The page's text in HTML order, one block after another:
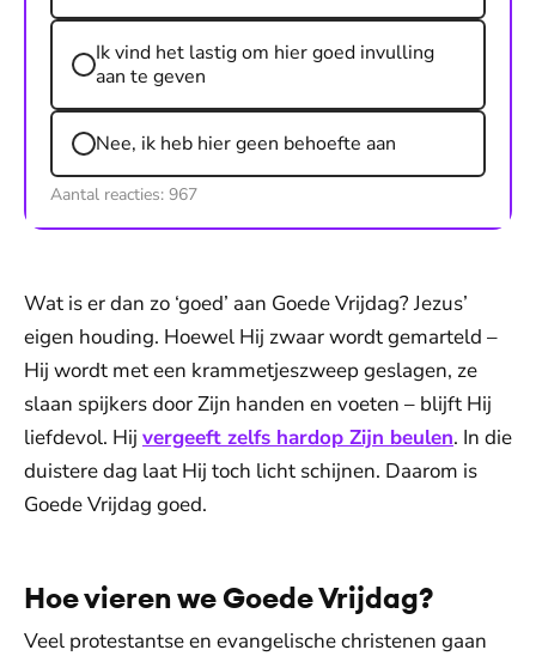
Ik vind het lastig om hier goed invulling
aan te geven
Nee, ik heb hier geen behoefte aan
Aantal reacties: 967
Wat is er dan zo ‘goed’ aan Goede Vrijdag? Jezus’
eigen houding. Hoewel Hij zwaar wordt gemarteld –
Hij wordt met een krammetjeszweep geslagen, ze
slaan spijkers door Zijn handen en voeten – blijft Hij
liefdevol. Hij vergeeft zelfs hardop Zijn beulen. In die
duistere dag laat Hij toch licht schijnen. Daarom is
Goede Vrijdag goed.
Hoe vieren we Goede Vrijdag?
Veel protestantse en evangelische christenen gaan